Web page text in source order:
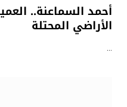
أحمد السماعنة..
الأراضي المحتلة
…